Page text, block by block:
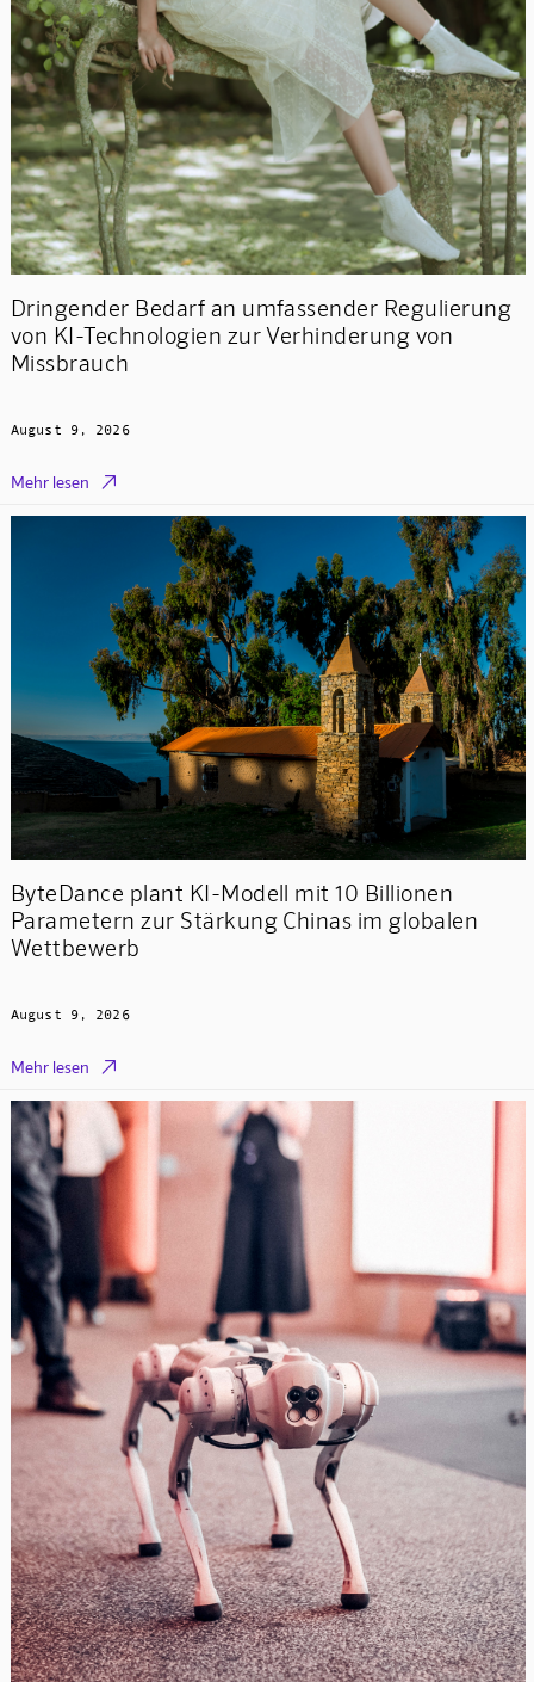
Dringender Bedarf an umfassender Regulierung
von KI-Technologien zur Verhinderung von
Missbrauch
August 9, 2026
Mehr lesen 
ByteDance plant KI-Modell mit 10 Billionen
Parametern zur Stärkung Chinas im globalen
Wettbewerb
August 9, 2026
Mehr lesen 